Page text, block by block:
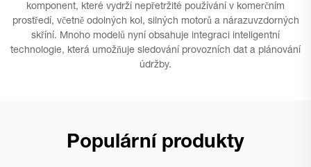
komponent, které vydrží nepřetržité používání v komerčním
prostředí, včetně odolných kol, silných motorů a nárazuvzdorných
skříní. Mnoho modelů nyní obsahuje integraci inteligentní
technologie, která umožňuje sledování provozních dat a plánování
údržby.
Populární produkty